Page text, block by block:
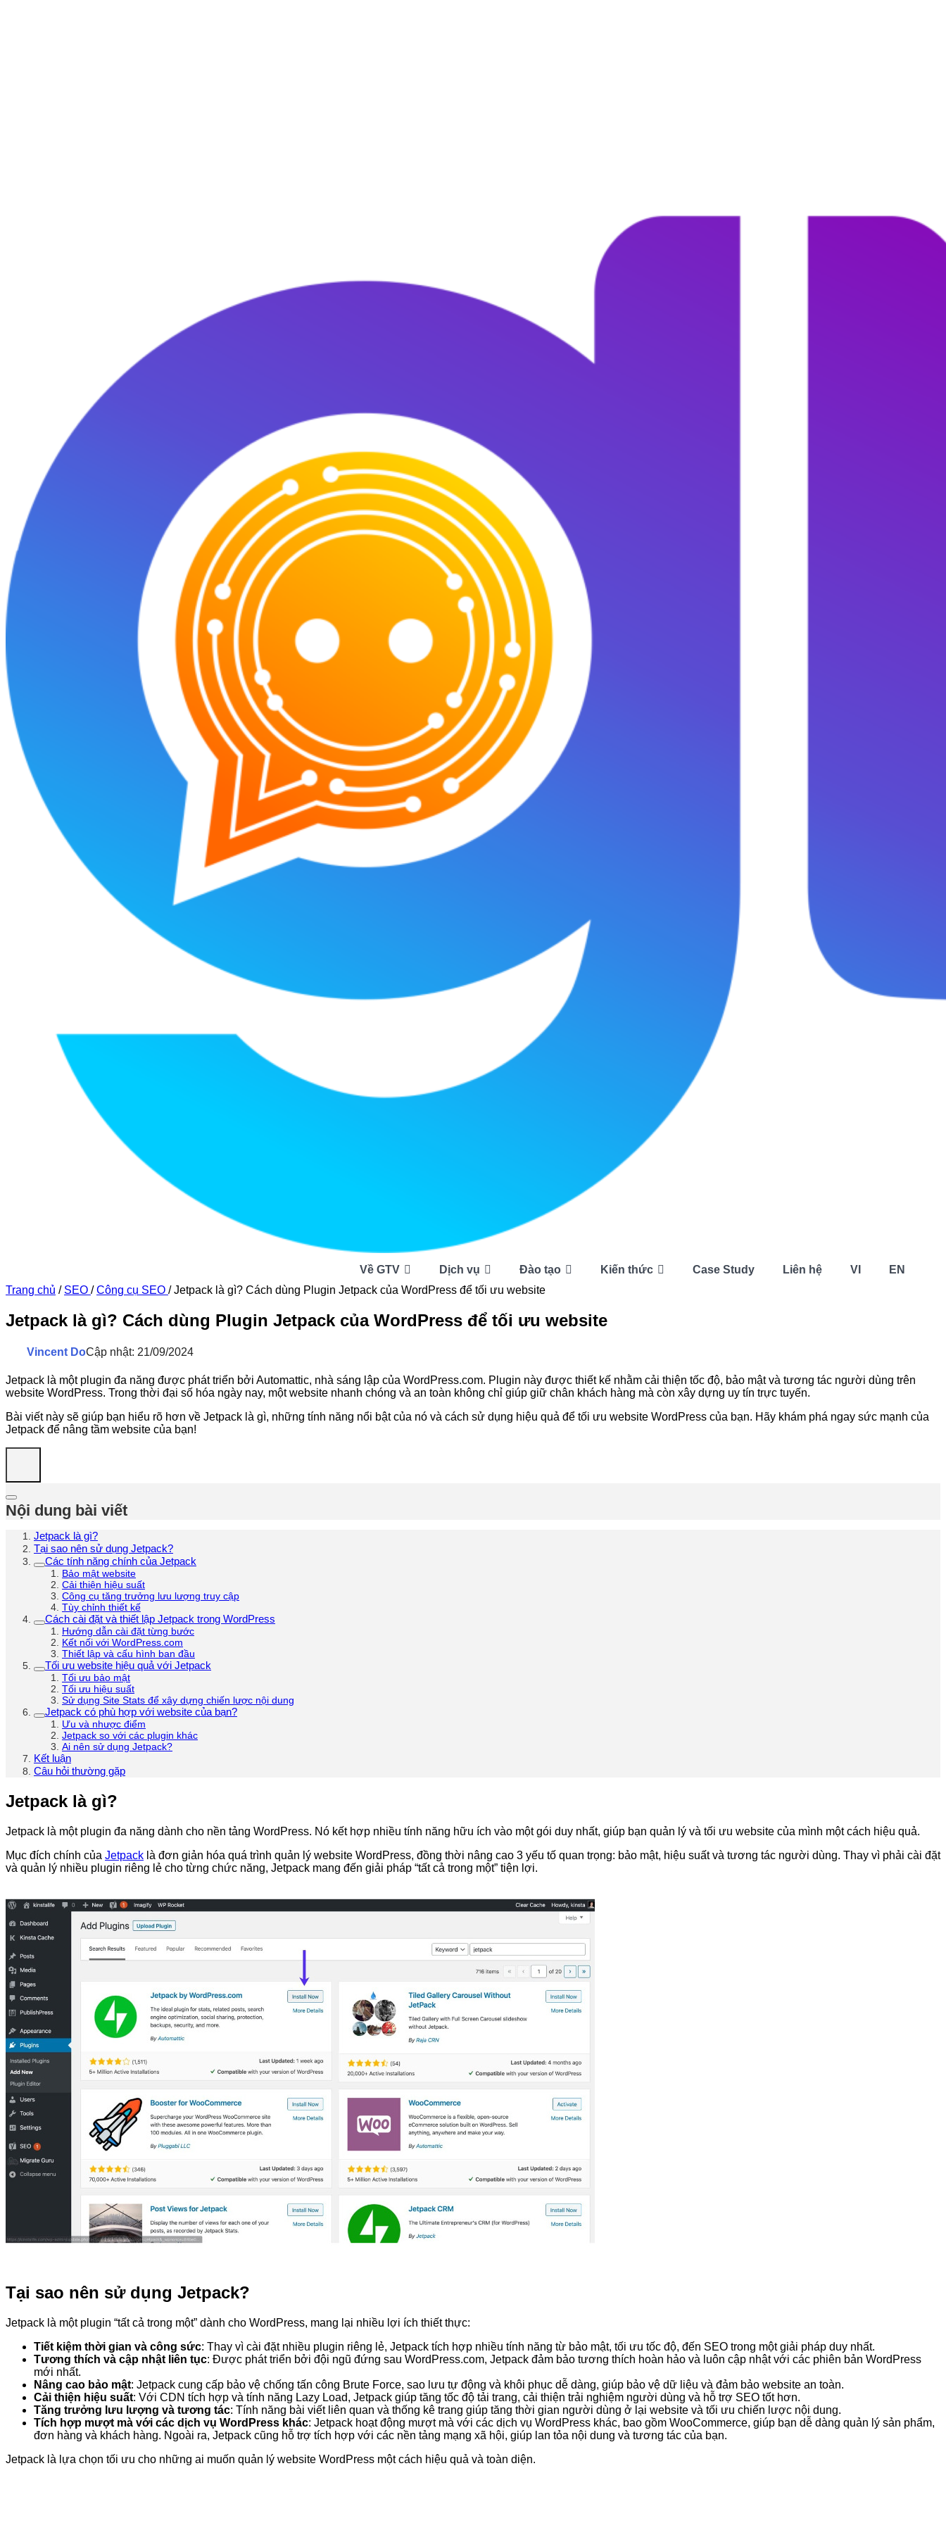
Về GTV Dịch vụ Đào tạo Kiến thức Case Study Liên hệ VI
EN
Trang chủ / SEO / Công cụ SEO / Jetpack là gì? Cách dùng Plugin Jetpack của WordPress để tối ưu website
Jetpack là gì? Cách dùng Plugin Jetpack của WordPress để tối ưu website
Vincent DoCập nhật: 21/09/2024
Jetpack là một plugin đa năng được phát triển bởi Automattic, nhà sáng lập của WordPress.com. Plugin này được thiết kế nhằm cải thiện tốc độ, bảo mật và tương tác người dùng trên
website WordPress. Trong thời đại số hóa ngày nay, một website nhanh chóng và an toàn không chỉ giúp giữ chân khách hàng mà còn xây dựng uy tín trực tuyến.
Bài viết này sẽ giúp bạn hiểu rõ hơn về Jetpack là gì, những tính năng nổi bật của nó và cách sử dụng hiệu quả để tối ưu website WordPress của bạn. Hãy khám phá ngay sức mạnh của
Jetpack để nâng tầm website của bạn!
Nội dung bài viết
Jetpack là gì?
Tại sao nên sử dụng Jetpack?
Các tính năng chính của Jetpack
Bảo mật website
Cải thiện hiệu suất
Công cụ tăng trưởng lưu lượng truy cập
Tùy chỉnh thiết kế
Cách cài đặt và thiết lập Jetpack trong WordPress
Hướng dẫn cài đặt từng bước
Kết nối với WordPress.com
Thiết lập và cấu hình ban đầu
Tối ưu website hiệu quả với Jetpack
Tối ưu bảo mật
Tối ưu hiệu suất
Sử dụng Site Stats để xây dựng chiến lược nội dung
Jetpack có phù hợp với website của bạn?
Ưu và nhược điểm
Jetpack so với các plugin khác
Ai nên sử dụng Jetpack?
Kết luận
Câu hỏi thường gặp
Jetpack là gì?
Jetpack là một plugin đa năng dành cho nền tảng WordPress. Nó kết hợp nhiều tính năng hữu ích vào một gói duy nhất, giúp bạn quản lý và tối ưu website của mình một cách hiệu quả.
Mục đích chính của Jetpack là đơn giản hóa quá trình quản lý website WordPress, đồng thời nâng cao 3 yếu tố quan trọng: bảo mật, hiệu suất và tương tác người dùng. Thay vì phải cài đặt
và quản lý nhiều plugin riêng lẻ cho từng chức năng, Jetpack mang đến giải pháp “tất cả trong một” tiện lợi.
Tại sao nên sử dụng Jetpack?
Jetpack là một plugin “tất cả trong một” dành cho WordPress, mang lại nhiều lợi ích thiết thực:
Tiết kiệm thời gian và công sức: Thay vì cài đặt nhiều plugin riêng lẻ, Jetpack tích hợp nhiều tính năng từ bảo mật, tối ưu tốc độ, đến SEO trong một giải pháp duy nhất.
Tương thích và cập nhật liên tục: Được phát triển bởi đội ngũ đứng sau WordPress.com, Jetpack đảm bảo tương thích hoàn hảo và luôn cập nhật với các phiên bản WordPress
mới nhất.
Nâng cao bảo mật: Jetpack cung cấp bảo vệ chống tấn công Brute Force, sao lưu tự động và khôi phục dễ dàng, giúp bảo vệ dữ liệu và đảm bảo website an toàn.
Cải thiện hiệu suất: Với CDN tích hợp và tính năng Lazy Load, Jetpack giúp tăng tốc độ tải trang, cải thiện trải nghiệm người dùng và hỗ trợ SEO tốt hơn.
Tăng trưởng lưu lượng và tương tác: Tính năng bài viết liên quan và thống kê trang giúp tăng thời gian người dùng ở lại website và tối ưu chiến lược nội dung.
Tích hợp mượt mà với các dịch vụ WordPress khác: Jetpack hoạt động mượt mà với các dịch vụ WordPress khác, bao gồm WooCommerce, giúp bạn dễ dàng quản lý sản phẩm,
đơn hàng và khách hàng. Ngoài ra, Jetpack cũng hỗ trợ tích hợp với các nền tảng mạng xã hội, giúp lan tỏa nội dung và tương tác của bạn.
Jetpack là lựa chọn tối ưu cho những ai muốn quản lý website WordPress một cách hiệu quả và toàn diện.